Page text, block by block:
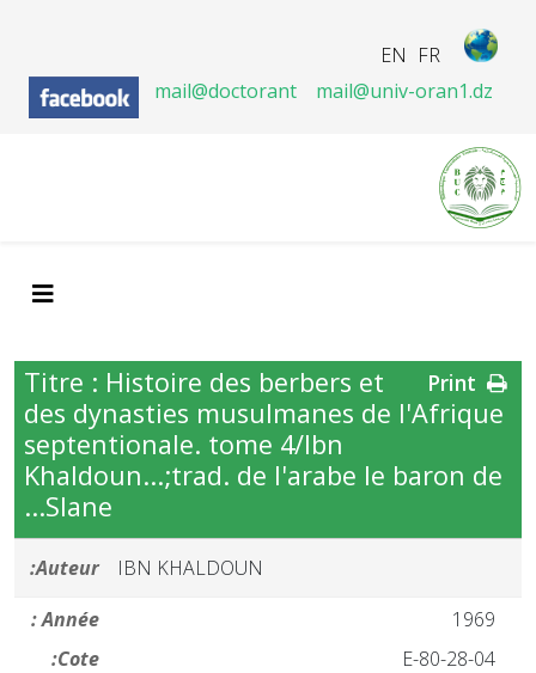
FR
EN
mail@doctorant
mail@univ-oran1.dz
Titre : Histoire des berbers et
des dynasties musulmanes de l'Afrique
septentionale. tome 4/Ibn
Khaldoun...;trad. de l'arabe le baron de
Slane...
Auteur:
IBN KHALDOUN
Année :
1969
Cote:
28-04-E-80